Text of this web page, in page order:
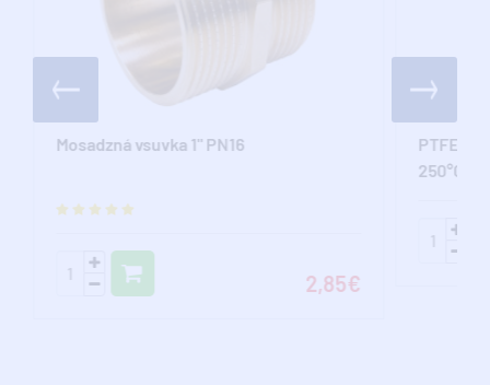
Mosadzná vsuvka 1" PN16
2,85€
PTFE
250°C)